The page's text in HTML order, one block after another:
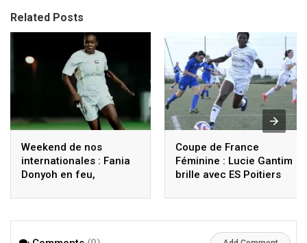
Related Posts
Weekend de nos
internationales : Fania
Donyoh en feu,
France, revivez les
Coupe de France
Féminine : Lucie Gantim
brille avec ES Poitiers